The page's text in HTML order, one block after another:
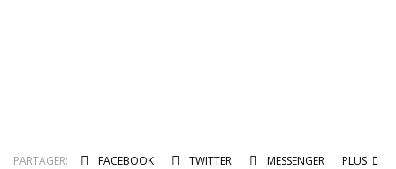
PARTAGER: FACEBOOK TWITTER MESSENGER PLUS